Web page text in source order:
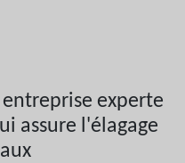
experte
assure l'élagage